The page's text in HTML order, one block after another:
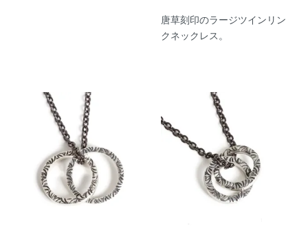
唐草刻印のラージツインリン
クネックレス。